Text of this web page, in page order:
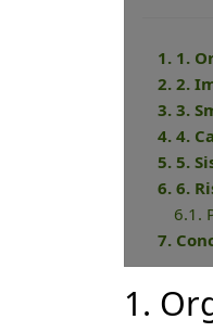
1. 1.
2. 2.
3. 3.
4. 4.
5. 5.
6. 6.
6.1.
7.
1.